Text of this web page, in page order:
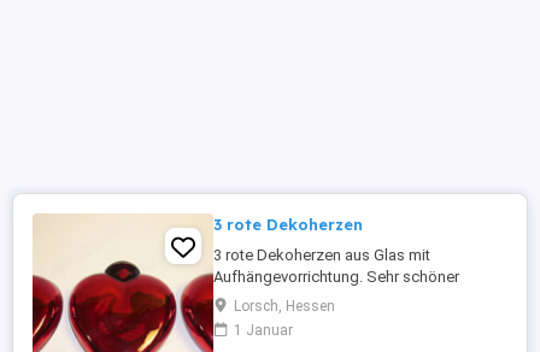
3 rote Dekoherzen
3 rote Dekoherzen aus Glas mit
Aufhängevorrichtung. Sehr schöner
Schmuck für Advents- und
Weihnachtszeit. Dekorativ zum Hängen an
ein Fenster. Maße je Herz: Höhe ca. 19 cm,
Lorsch, Hessen
1 Januar